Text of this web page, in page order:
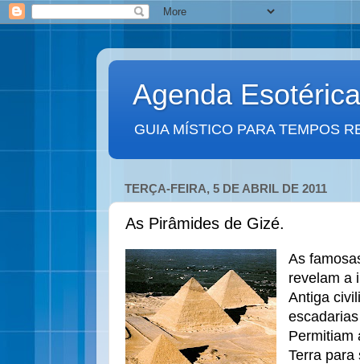
Agenda Esotérica
GUIA MÍSTICO PARA TEMPOS
TERÇA-FEIRA, 5 DE ABRIL DE 2011
As Pirâmides de Gizé.
As
revelam a
Antiga
Permitiam
Terra para